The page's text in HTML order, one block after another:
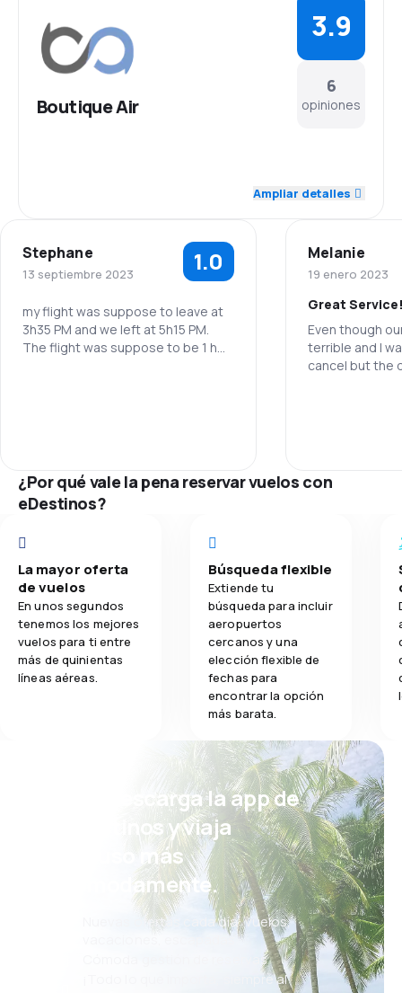
Boutique Air
6
opiniones
3.9
Red de conexiones 3.0
Precio del billete 4.3
Comodidad de viaje 3.7
Ampliar detalles
Stephane
13 septiembre 2023 1.0
my flight was suppose to leave at
3h35 PM and we left at 5h15 PM.
The flight was suppose to be 1 h
Melanie
19 enero 2023
Great
Even though
terrible and I
cancel but the
my many
Red de
Precio del
Comodidad
Transporte
¿Por qué vale la pena reservar vuelos con
eDestinos?
La mayor oferta
de vuelos
En unos segundos
tenemos los mejores
vuelos para ti entre
más de quinientas
líneas aéreas.
Búsqueda flexible
Extiende tu
búsqueda para incluir
aeropuertos
cercanos y una
elección flexible de
fechas para
encontrar la opción
más barata.
¡Eh! Descarga la app de
eDestinos y viaja
incluso más
cómodamente.
Nuevas ofertas cada día: vuelos,
vacaciones, escapadas
Cómoda gestión de reservas
¡Todo lo que importa, siempre al